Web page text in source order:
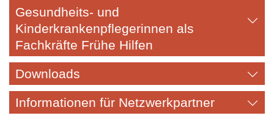
Gesundheits- und
Kinderkrankenpflegerinnen als
Fachkräfte Frühe Hilfen
Downloads
Informationen für Netzwerkpartner